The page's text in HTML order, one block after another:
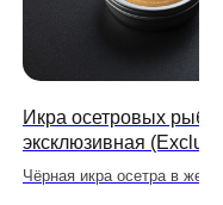
Икра осетровых рыб
эксклюзивная
250 г
Чёрная икра осетра в